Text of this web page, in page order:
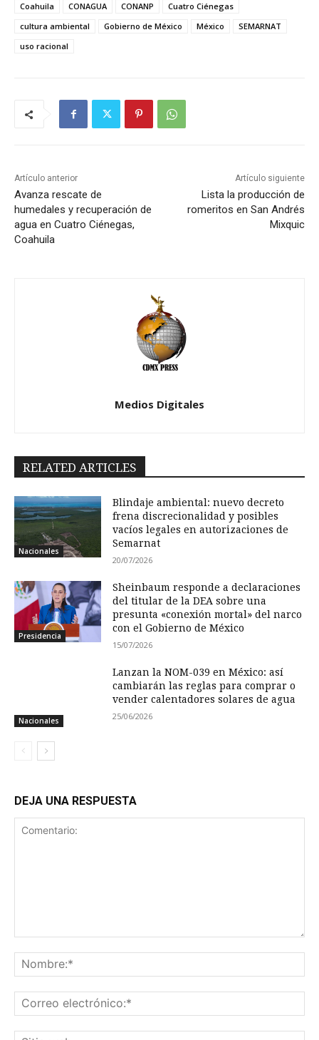
Coahuila
CONAGUA CONANP
Cuatro Ciénegas
cultura ambiental
Gobierno de México México
SEMARNAT
uso racional
Artículo anterior
Avanza rescate de
humedales y recuperación de
agua en Cuatro Ciénegas,
Coahuila
Artículo siguiente
Lista la producción de
romeritos en San Andrés
Mixquic
Medios Digitales
RELATED ARTICLES
Nacionales
Blindaje ambiental: nuevo decreto
frena discrecionalidad y posibles
vacíos legales en autorizaciones de
Semarnat
20/07/2026
Presidencia
Sheinbaum responde a declaraciones
del titular de la DEA sobre una
presunta «conexión mortal» del narco
con el Gobierno de México
15/07/2026
Nacionales
Lanzan la NOM-039 en México: así
cambiarán las reglas para comprar o
vender calentadores solares de agua
25/06/2026
DEJA UNA RESPUESTA